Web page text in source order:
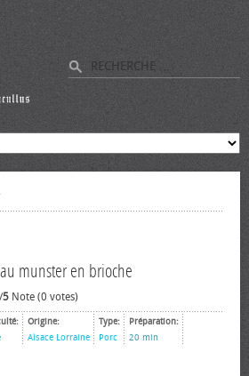
munster en brioche
5 Note (0 votes)
Origine:
Alsace Lorraine
Type:
Porc
Préparation:
20 min